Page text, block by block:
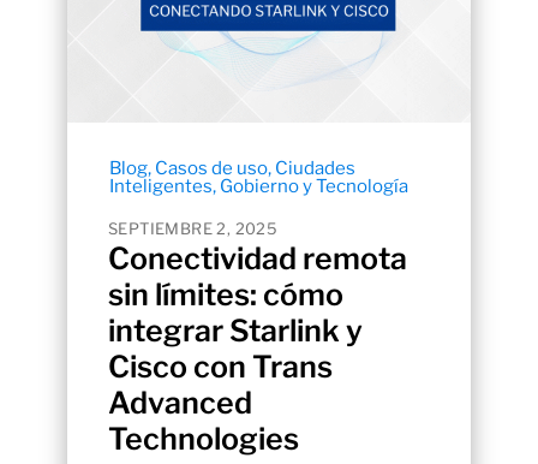
Blog, Casos de uso, Ciudades
Inteligentes, Gobierno y Tecnología
SEPTIEMBRE 2, 2025
Conectividad remota
sin límites: cómo
integrar Starlink y
Cisco con Trans
Advanced
Technologies